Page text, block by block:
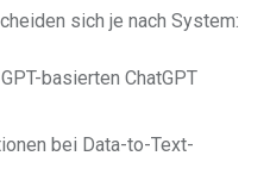
sich je nach System:
basierten ChatGPT
bei Data-to-Text-